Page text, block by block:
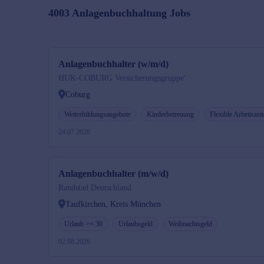
4003 Anlagenbuchhaltung Jobs
Anlagenbuchhalter (w/m/d)
HUK-COBURG Versicherungsgruppe'
Coburg
Weiterbildungsangebote Kinderbetreuung Flexible
24.07.2026
Anlagenbuchhalter (m/w/d)
Randstad Deutschland
Taufkirchen, Kreis München
Urlaub >= 30 Urlaubsgeld Weihnachtsgeld
02.08.2026